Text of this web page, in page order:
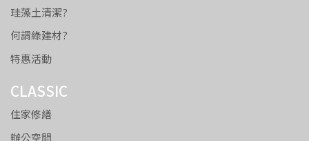
珪藻土清潔?
何謂綠建材?
特惠活動
CLASSIC
住家修繕
辦公空間